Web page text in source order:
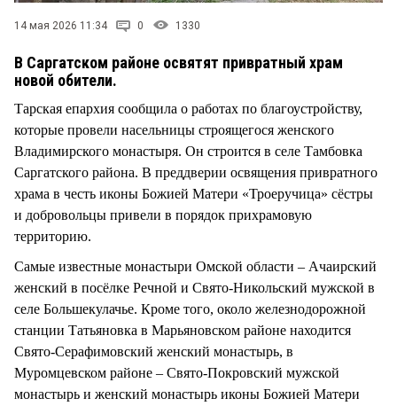
14 мая 2026 11:34 0 1330
В Саргатском районе освятят привратный храм
новой обители.
Тарская епархия сообщила о работах по благоустройству,
которые провели насельницы строящегося женского
Владимирского монастыря. Он строится в селе Тамбовка
Саргатского района. В преддверии освящения привратного
храма в честь иконы Божией Матери «Троеручица» сёстры
и добровольцы привели в порядок прихрамовую
территорию.
Самые известные монастыри Омской области – Ачаирский
женский в посёлке Речной и Свято-Никольский мужской в
селе Большекулачье. Кроме того, около железнодорожной
станции Татьяновка в Марьяновском районе находится
Свято-Серафимовский женский монастырь, в
Муромцевском районе – Свято-Покровский мужской
монастырь и женский монастырь иконы Божией Матери